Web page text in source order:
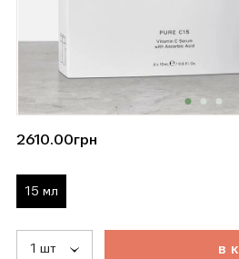
2610.00грн
15 мл
в к